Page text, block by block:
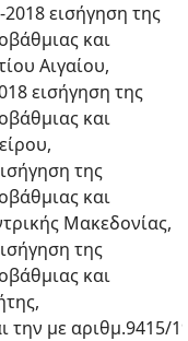
εισήγηση της
και
Αιγαίου,
εισήγηση της
και
της
και
Μακεδονίας,
της
και
την με αριθμ.9415/